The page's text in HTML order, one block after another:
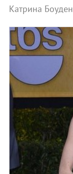
Катрина Боуден